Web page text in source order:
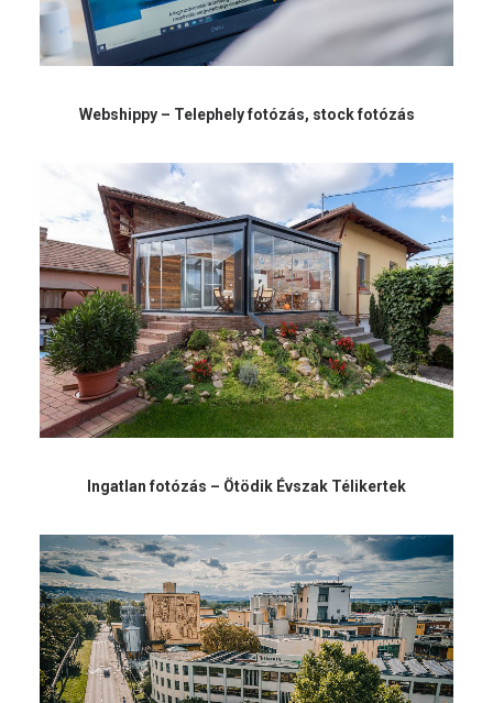
Webshippy – Telephely fotózás, stock fotózás
Ingatlan fotózás – Ötödik Évszak Télikertek